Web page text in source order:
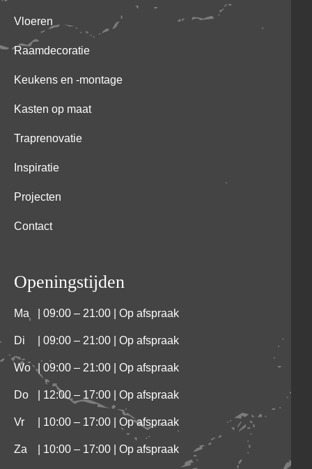
Vloeren
Raamdecoratie
Keukens en -montage
Kasten op maat
Traprenovatie
Inspiratie
Projecten
Contact
Openingstijden
Ma | 09:00 – 21:00 | Op afspraak
Di | 09:00 – 21:00 | Op afspraak
Wo | 09:00 – 21:00 | Op afspraak
Do | 12:00 – 17:00 | Op afspraak
Vr | 10:00 – 17:00 | Op afspraak
Za | 10:00 – 17:00 | Op afspraak